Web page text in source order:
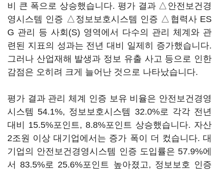
비 큰 폭으로 상승했습니다. 평가 결과 △안전보건경
영시스템 인증 △정보보호시스템 인증 △협력사 ES
G 관리 등 사회(S) 영역에서 다수의 관리 체계와 관
련된 지표의 성과는 전년 대비 일제히 증가했습니다.
그러나 산업재해 발생과 정보 유출 사고 등으로 인한
감점은 오히려 크게 늘어난 것으로 나타났습니다.
평가 결과 관리 체계 인증 보유 비율은 안전보건경영
시스템 54.1%, 정보보호시스템 32.0%로 각각 전년
대비 15.5%포인트, 8.8%포인트 상승했습니다. 자산
2조원 이상 대기업에서는 증가 폭이 더 컸습니다. 대
기업의 안전보건경영시스템 인증 도입률은 57.9%에
서 83.5%로 25.6%포인트 높아졌고, 정보보호 인증